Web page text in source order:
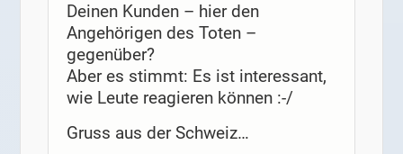
Deinen Kunden – hier den
Angehörigen des Toten –
gegenüber?
Aber es stimmt: Es ist interessant,
wie Leute reagieren können :-/
Gruss aus der Schweiz…